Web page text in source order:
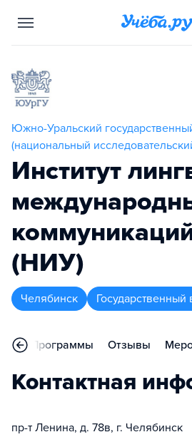
Южно-Уральский
(национальный
Институт
(НИУ)
Челябинск Государственный
Программы Отзывы
Контактная
пр-т Ленина, д. 78в, г. Челябинск